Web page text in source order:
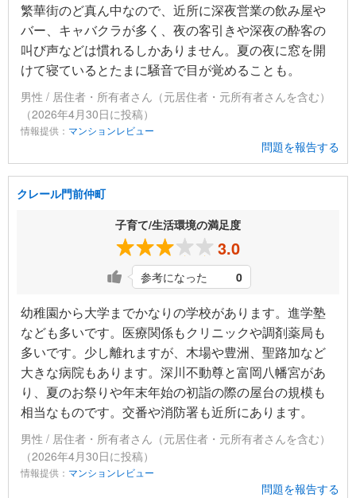
繁華街のど真ん中なので、近所に深夜営業の飲み屋や
バー、キャバクラが多く、夜の客引きや深夜の酔客の
叫び声などは慣れるしかありません。夏の夜に窓を開
けて寝ているとたまに騒音で目が覚めることも。
男性 / 居住者・所有者さん（元居住者・元所有者さんを含む）
（2026年4月30日に投稿）
情報提供： マンションレビュー
問題を報告する
クレール門前仲町
子育て/生活環境の満足度
3.0
参考になった 0
幼稚園から大学までかなりの学校があります。進学塾
なども多いです。医療関係もクリニックや調剤薬局も
多いです。少し離れますが、木場や豊洲、聖路加など
大きな病院もあります。深川不動尊と富岡八幡宮があ
り、夏のお祭りや年末年始の初詣の際の屋台の規模も
相当なものです。交番や消防署も近所にあります。
男性 / 居住者・所有者さん（元居住者・元所有者さんを含む）
（2026年4月30日に投稿）
情報提供： マンションレビュー
問題を報告する